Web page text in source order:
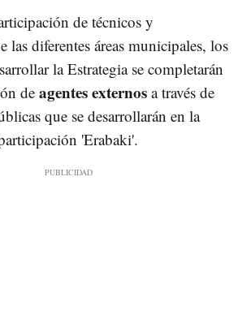
de técnicos y
las diferentes áreas municipales, los
la Estrategia se completarán
de agentes externos a través de
que se desarrollarán en la
'Erabaki'.